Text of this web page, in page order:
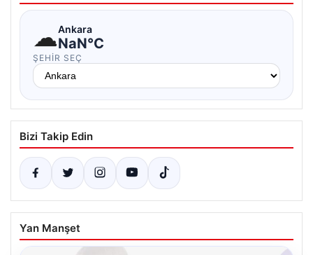
☁Ankara
NaN°C
ŞEHIR SEÇ
Bizi Takip Edin
Yan Manşet